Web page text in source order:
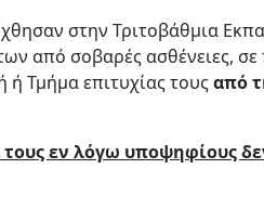
στην Τριτοβάθμια
από σοβαρές ασθένειες,
ή Τμήμα επιτυχίας τουςαπό
τους εν λόγω υποψηφίους